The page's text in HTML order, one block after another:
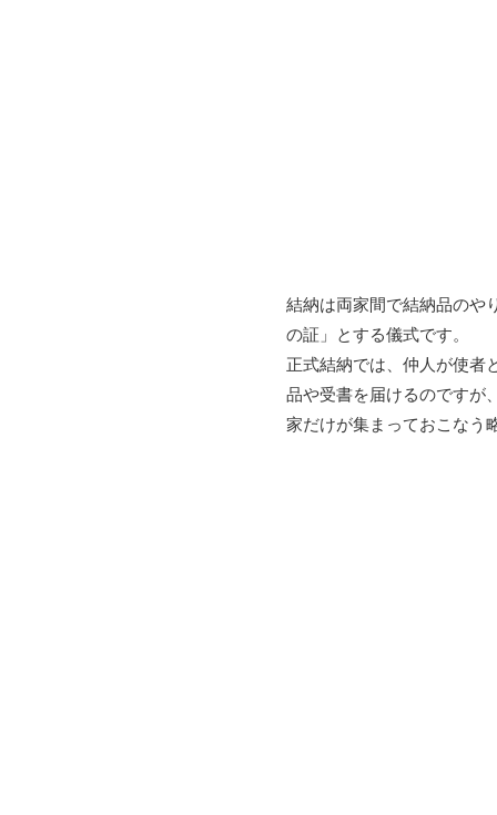
結納は両家間で結納品のや
の証」とする儀式です。
正式結納では、仲人が使者
品や受書を届けるのですが
家だけが集まっておこなう